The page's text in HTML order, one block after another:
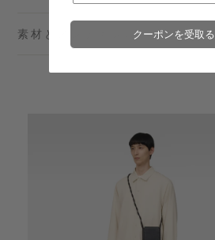
素材とメンテナンスクーポンを受取る